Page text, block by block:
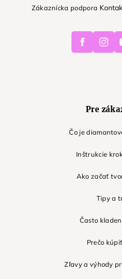
Zákaznícka podpora
Facebook
Pre
Čo je
Inštrukcie
Ako začať
Tipy a
Často
Prečo
Zľavy a výhody